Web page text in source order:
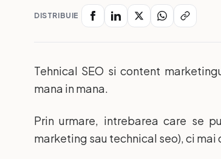
DISTRIBUIE
Tehnical SEO si content
mana in mana.
Prin urmare, intrebarea care se
marketing sau technical seo), ci